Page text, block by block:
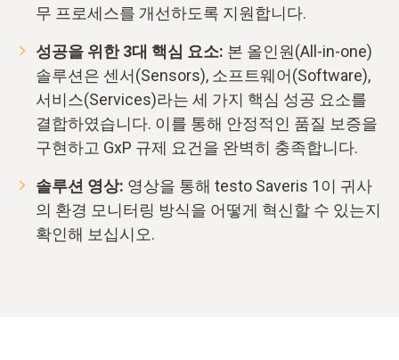
무 프로세스를 개선하도록 지원합니다.
성공을 위한 3대 핵심 요소: 본 올인원(All-in-one)
솔루션은 센서(Sensors), 소프트웨어(Software),
서비스(Services)라는 세 가지 핵심 성공 요소를
결합하였습니다. 이를 통해 안정적인 품질 보증을
구현하고 GxP 규제 요건을 완벽히 충족합니다.
솔루션 영상: 영상을 통해 testo Saveris 1이 귀사
의 환경 모니터링 방식을 어떻게 혁신할 수 있는지
확인해 보십시오.